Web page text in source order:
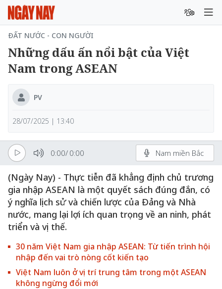
ĐẤT NƯỚC - CON NGƯỜI
Những dấu ấn nổi bật của Việt
Nam trong ASEAN
PV
28/07/2025 | 13:40
0:00/ 0:00 Nam miền Bắc
(Ngày Nay) - Thực tiễn đã khẳng định chủ trương
gia nhập ASEAN là một quyết sách đúng đắn, có
ý nghĩa lịch sử và chiến lược của Đảng và Nhà
nước, mang lại lợi ích quan trọng về an ninh, phát
triển và vị thế.
30 năm Việt Nam gia nhập ASEAN: Từ tiến trình hội
nhập đến vai trò nòng cốt kiến tạo
Việt Nam luôn ở vị trí trung tâm trong một ASEAN
không ngừng đổi mới